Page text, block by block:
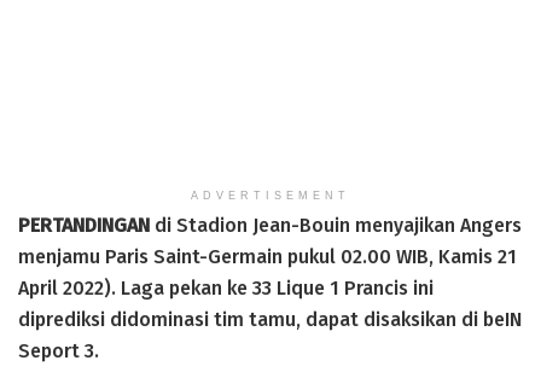
ADVERTISEMENT
PERTANDINGAN di Stadion Jean-Bouin menyajikan Angers
menjamu Paris Saint-Germain pukul 02.00 WIB, Kamis 21
April 2022). Laga pekan ke 33 Lique 1 Prancis ini
diprediksi didominasi tim tamu, dapat disaksikan di beIN
Seport 3.